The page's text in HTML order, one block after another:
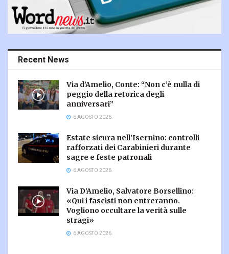
Recent News
Via d’Amelio, Conte: “Non c’è nulla di
peggio della retorica degli
anniversari”
6 AGOSTO 2026
Estate sicura nell’Isernino: controlli
rafforzati dei Carabinieri durante
sagre e feste patronali
6 AGOSTO 2026
Via D’Amelio, Salvatore Borsellino:
«Qui i fascisti non entreranno.
Vogliono occultare la verità sulle
stragi»
6 AGOSTO 2026